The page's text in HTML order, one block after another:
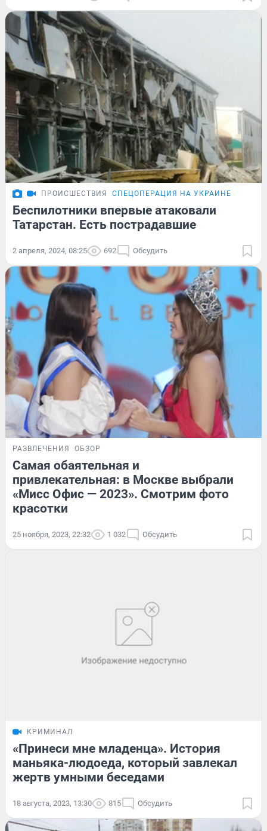
ПРОИСШЕСТВИЯ СПЕЦОПЕРАЦИЯ НА УКРАИНЕ
Беспилотники впервые атаковали
Татарстан. Есть пострадавшие
2 апреля, 2024, 08:25 692 Обсудить
РАЗВЛЕЧЕНИЯ ОБЗОР
Самая обаятельная и
привлекательная: в Москве выбрали
«Мисс Офис — 2023». Смотрим фото
красотки
25 ноября, 2023, 22:32 1 032 Обсудить
КРИМИНАЛ
«Принеси мне младенца». История
маньяка-людоеда, который завлекал
жертв умными беседами
18 августа, 2023, 13:30 815 Обсудить